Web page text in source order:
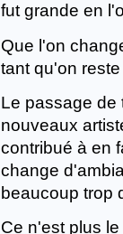
fut grande en
Que l'on
tant qu'on
Le passage de
nouveaux
contribué à en
change
beaucoup trop
Ce n'est plus